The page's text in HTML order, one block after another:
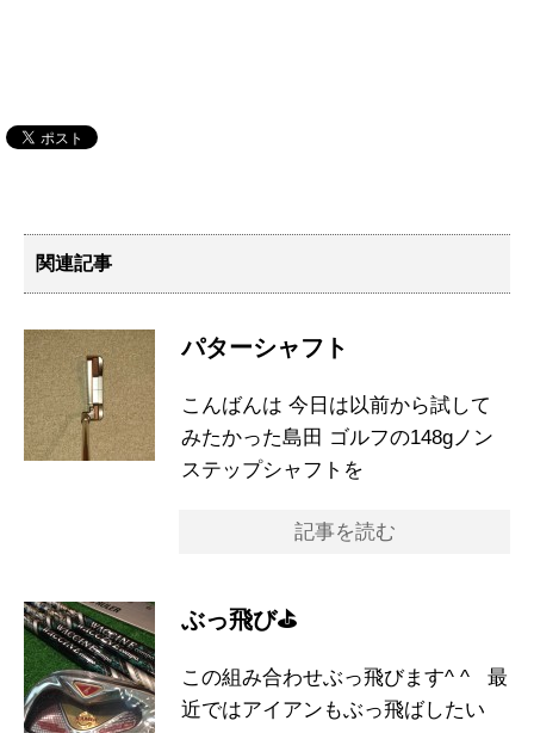
関連記事
パターシャフト
こんばんは 今日は以前から試して
みたかった島田 ゴルフの148gノン
ステップシャフトを
記事を読む
ぶっ飛び⛳️
この組み合わせぶっ飛びます^ ^ 最
近ではアイアンもぶっ飛ばしたい